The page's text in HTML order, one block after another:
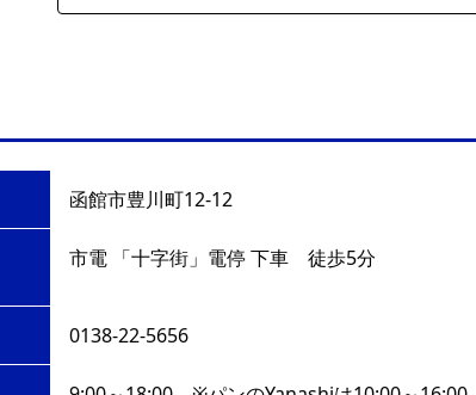
函館市豊川町12-12
市電 「十字街」電停 下車 徒歩5分
0138-22-5656